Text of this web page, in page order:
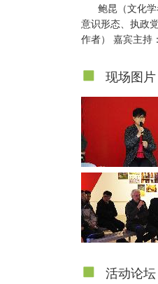
鲍昆（文化
意识形态、执政
作者） 嘉宾主持
现场图片
活动论坛